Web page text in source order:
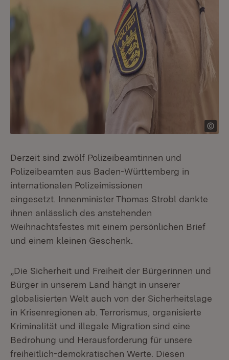
Derzeit sind zwölf Polizeibeamtinnen und
Polizeibeamten aus Baden-Württemberg in
internationalen Polizeimissionen
eingesetzt. Innenminister Thomas Strobl dankte
ihnen anlässlich des anstehenden
Weihnachtsfestes mit einem persönlichen Brief
und einem kleinen Geschenk.
„Die Sicherheit und Freiheit der Bürgerinnen und
Bürger in unserem Land hängt in unserer
globalisierten Welt auch von der Sicherheitslage
in Krisenregionen ab. Terrorismus, organisierte
Kriminalität und illegale Migration sind eine
Bedrohung und Herausforderung für unsere
freiheitlich-demokratischen Werte. Diesen